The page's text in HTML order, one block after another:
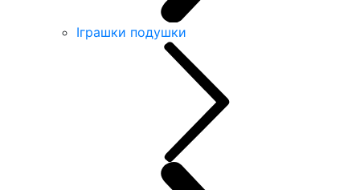
Іграшки подушки